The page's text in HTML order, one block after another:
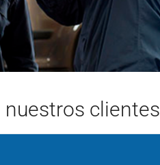
nuestros clientes